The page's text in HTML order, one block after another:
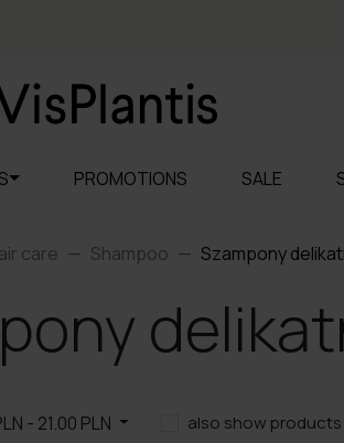
PROMOTIONS SALE
care Shampoo Szampony
- 21.00 PLN also show